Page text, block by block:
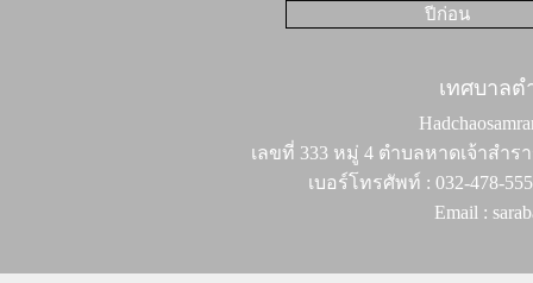
ปีก่อน
เทศบาล
เลขที่ 333 หมู่ 4 ตำบลหาดเจ้าสำร
เบอร์โทรศัพท์ : 032-478-
Email :